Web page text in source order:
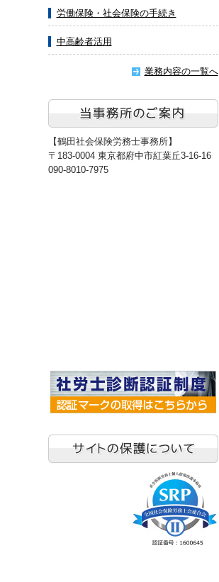
労働保険・社会保険の手続き
中高齢者活用
業務内容の一覧へ
【鶴田社会保険労務士事務所】
〒183-0004 東京都府中市紅葉丘3-16-16
090-8010-7975